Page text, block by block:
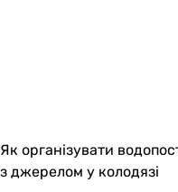
Як організувати
з джерелом у колодязі